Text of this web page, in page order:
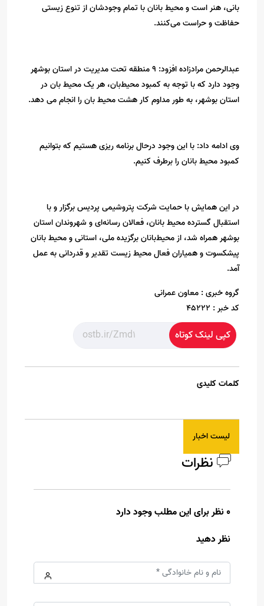
بانی، هنر است و محیط بانان با تمام وجودشان از تنوع زیستی
حفاظت و حراست می‌کنند.
عبدالرحمن مرادزاده افزود: ۹ منطقه تحت مدیریت در استان بوشهر
وجود دارد که با توجه به کمبود محیط‌بان، هر یک محیط بان در
استان بوشهر، به طور مداوم کار هشت محیط بان را انجام می دهد.
وی ادامه داد: با این وجود درحال برنامه ریزی هستیم که بتوانیم
کمبود محیط بانان را برطرف کنیم.
در این همایش با حمایت شرکت پتروشیمی پردیس برگزار و با
استقبال گسترده محیط بانان، فعالان رسانه‌ای و شهروندان استان
بوشهر همراه شد، از محیط‌بانان برگزیده ملی، استانی و محیط بانان
پیشکسوت و همیاران فعال محیط زیست تقدیر و قدردانی به عمل
آمد.
گروه خبری : معاون عمرانی
کد خبر : 45222
کپی لینک کوتاه
کلمات کلیدی
لیست اخبار
نظرات
0 نظر برای این مطلب وجود دارد
نظر دهید